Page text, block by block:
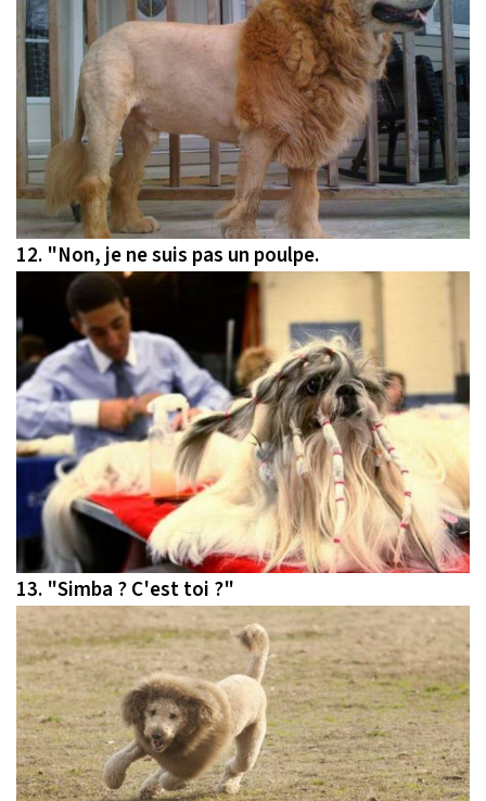
12. "Non, je ne suis pas un poulpe.
13. "Simba ? C'est toi ?"